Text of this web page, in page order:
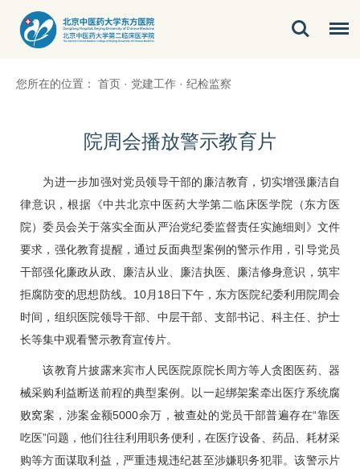
您所在的位置： 首页 · 党建工作 · 纪检监察
院周会播放警示教育片
为进一步加强对党员领导干部的廉洁教育，切实增强廉洁自
律意识，根据《中共北京中医药大学第二临床医学院（东方医
院）委员会关于落实全面从严治党纪委监督责任实施细则》文件
要求，强化教育提醒，通过反面典型案例的警示作用，引导党员
干部强化廉政从政、廉洁从业、廉洁执医、廉洁修身意识，筑牢
拒腐防变的思想防线。10月18日下午，东方医院纪委利用院周会
时间，组织医院领导干部、中层干部、支部书记、科主任、护士
长等集中观看警示教育宣传片。
该教育片披露来宾市人民医院原院长周方等人贪图医药、器
械采购利益断送前程的典型案例。以一起绑架案牵出医疗系统腐
败窝案，涉案金额5000余万，被查处的党员干部普遍存在“靠医
吃医”问题，他们往往利用职务便利，在医疗设备、药品、耗材采
购等方面谋取利益，严重违规违纪甚至涉嫌职务犯罪。该警示片